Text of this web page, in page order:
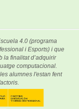
4.0 (programa
i Esports) i que
la finalitat d’adquirir
computacional.
alumnes l'estan fent